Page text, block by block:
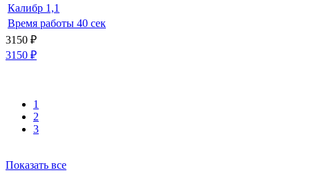
Калибр 1,1
Время работы 40 сек
3150 ₽
3150 ₽
1
2
3
Показать все